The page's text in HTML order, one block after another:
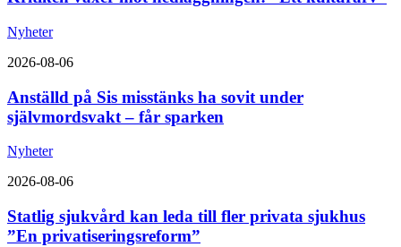
Nyheter
2026-08-06
Anställd på Sis misstänks ha sovit under
självmordsvakt – får sparken
Nyheter
2026-08-06
Statlig sjukvård kan leda till fler privata sjukhus
”En privatiseringsreform”